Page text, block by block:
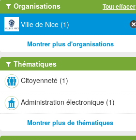
Organisations Tout effacer
Ville de Nice (1)
Montrer plus d'organisations
Thématiques
Citoyenneté (1)
Administration électronique (1)
Montrer plus de thématiques